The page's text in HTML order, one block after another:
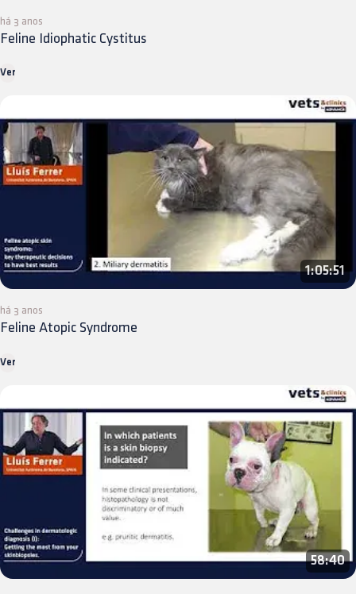
há 3 anos
Feline Idiophatic Cystitus
Ver
1:05:51
há 3 anos
Feline Atopic Syndrome
Ver
58:40